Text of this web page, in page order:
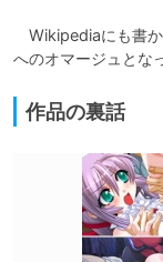
Wikipediaにも書か
へのオマージュとな
作品の裏話